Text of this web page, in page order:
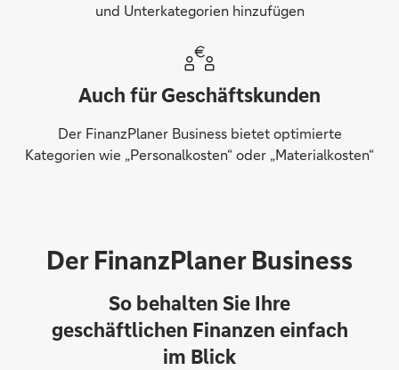
und Unterkategorien hinzufügen
Auch für Geschäftskunden
Der FinanzPlaner Business bietet optimierte
Kategorien wie „Personalkosten“ oder „Materialkosten“
Der FinanzPlaner Business
So behalten Sie Ihre
geschäftlichen Finanzen einfach
im Blick